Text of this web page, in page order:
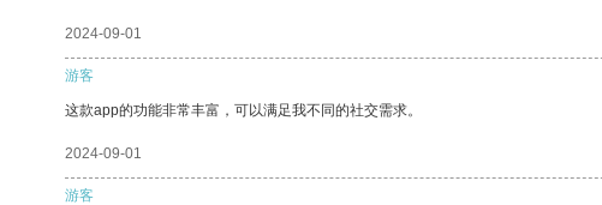
2024-09-01
游客
这款app的功能非常丰富，可以满足我不同的社交需求。
2024-09-01
游客